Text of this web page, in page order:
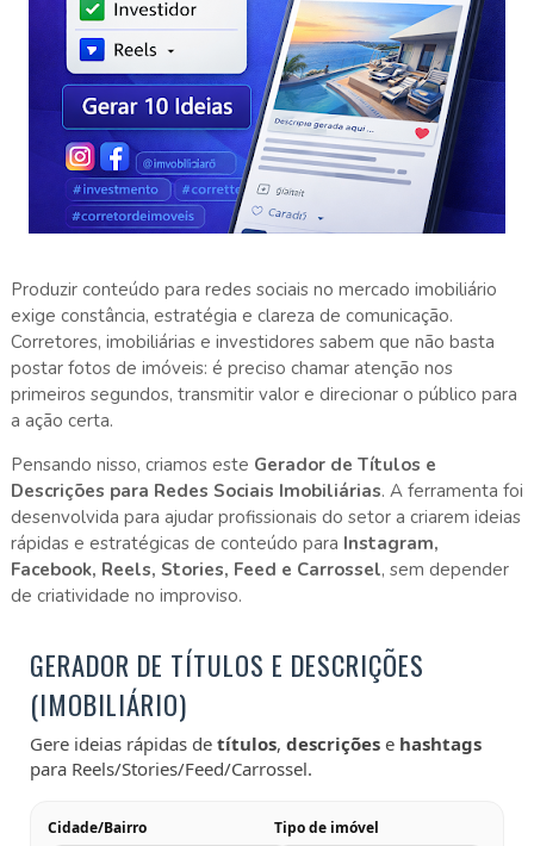
Produzir conteúdo para redes sociais no mercado imobiliário
exige constância, estratégia e clareza de comunicação.
Corretores, imobiliárias e investidores sabem que não basta
postar fotos de imóveis: é preciso chamar atenção nos
primeiros segundos, transmitir valor e direcionar o público para
a ação certa.
Pensando nisso, criamos este Gerador de Títulos e
Descrições para Redes Sociais Imobiliárias. A ferramenta foi
desenvolvida para ajudar profissionais do setor a criarem ideias
rápidas e estratégicas de conteúdo para Instagram,
Facebook, Reels, Stories, Feed e Carrossel, sem depender
de criatividade no improviso.
GERADOR DE TÍTULOS E DESCRIÇÕES
(IMOBILIÁRIO)
Gere ideias rápidas de títulos, descriçõese hashtags
para Reels/Stories/Feed/Carrossel.
Cidade/Bairro Tipo de imóvel